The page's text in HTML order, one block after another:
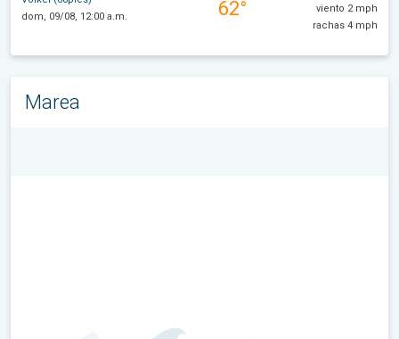
dom, 09/08, 12:00 a.m.
62°
viento 2 mph
rachas 4 mph
Marea